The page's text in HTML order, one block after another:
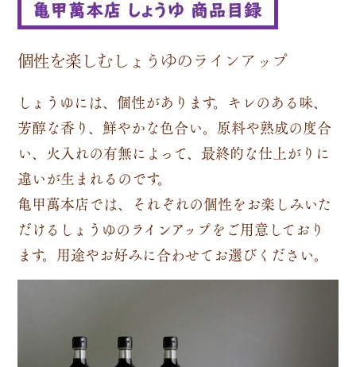
個性を楽しむしょうゆのラインアップ
しょうゆには、個性があります。キレのある味、
芳醇な香り、鮮やかな色合い。原料や熟成の度合
い、火入れの有無によって、最終的な仕上がりに
違いが生まれるのです。
亀甲萬本店では、それぞれの個性をお楽しみいた
だけるしょうゆのラインアップをご用意しており
ます。用途やお好みに合わせてお選びください。